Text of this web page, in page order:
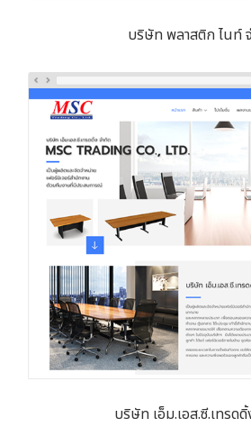
บริษัท พลาสติก ไนท์
บริษัท เอ็ม.เอส.ซี.เทรด